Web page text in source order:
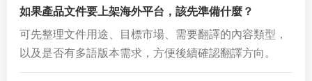
如果產品文件要上架海外平台，該先準備什麼？
可先整理文件用途、目標市場、需要翻譯的內容類型，
以及是否有多語版本需求，方便後續確認翻譯方向。